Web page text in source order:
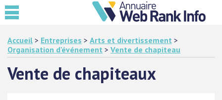
Accueil > Entreprises > Arts et divertissement >
Organisation d'événement > Vente de chapiteau
Vente de chapiteaux